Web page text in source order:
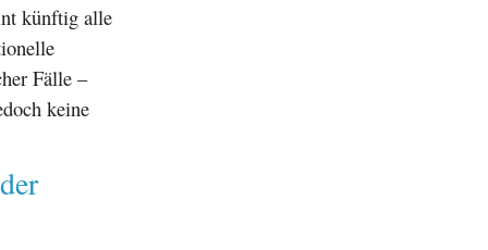
künftig alle
Fälle –
keine